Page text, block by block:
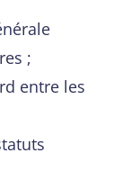
;
entre les